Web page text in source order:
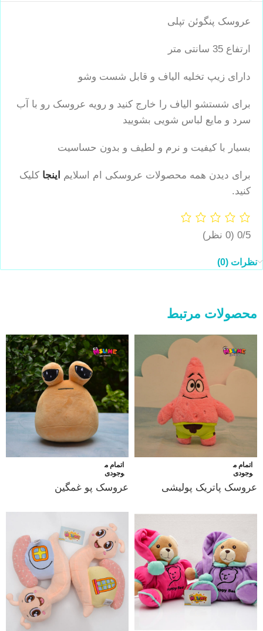
عروسک پنگوئن تپلی
ارتفاع 35 سانتی متر
دارای زیپ تخلیه الیاف و قابل شست وشو
برای شستشو الیاف را خارج کنید و رویه عروسک رو با آب
سرد و مایع لباس شویی بشویید
بسیار با کیفیت و نرم و لطیف و بدون حساسیت
برای دیدن همه محصولات عروسکی ام اسلایم اینجا کلیک
کنید.
0/5 (0 نظر)
نظرات (0)
محصولات مرتبط
اتمام م
وجودی
عروسک پاتریک پولیشی
اتمام م
وجودی
عروسک پو غمگین